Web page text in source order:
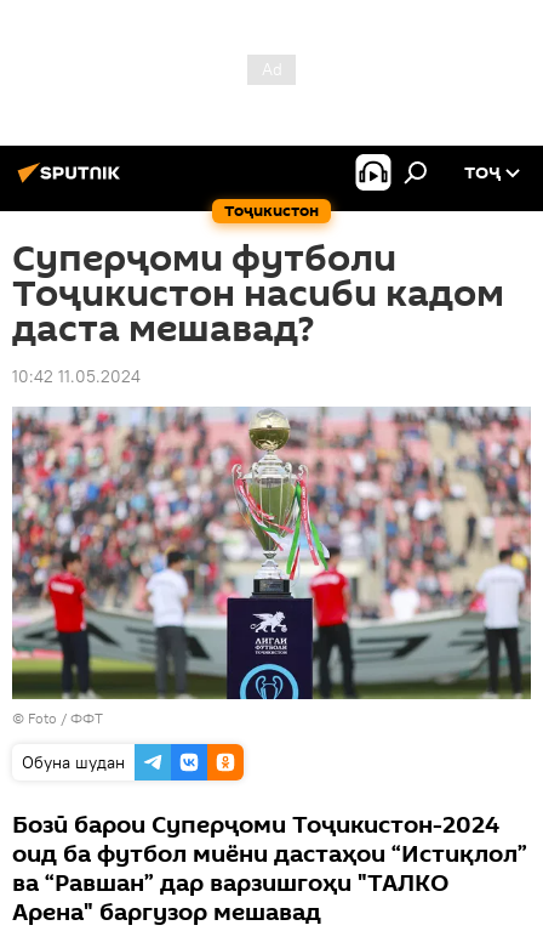
Тоҷикистон
ТОҶ
Суперҷоми футболи
Тоҷикистон насиби кадом
даста мешавад?
10:42 11.05.2024
© Foto / ФФТ
Обуна шудан
Бозӣ барои Суперҷоми Тоҷикистон-2024
оид ба футбол миёни дастаҳои “Истиқлол”
ва “Равшан” дар варзишгоҳи "ТАЛКО
Арена" баргузор мешавад